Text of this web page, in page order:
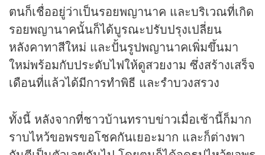
ตนก็เชื่ออยู่ว่าเป็นรอยพญานาค และบริเวณที่เกิด
รอยพญานาคนั้นก็ได้บูรณะปรับปรุงเปลี่ยน
หลังคาทาสีใหม่ และปั้นรูปพญานาคเพิ่มขึ้นมา
ใหม่พร้อมกับประดับไฟให้ดูสวยงาม ซึ่งสร้างเสร็จ
เดือนที่แล้วได้มีการทำพิธี และรำบวงสรวง
ทั้งนี้ หลังจากที่ชาวบ้านทราบข่าวเมื่อเช้านี้ก็มาก
ราบไหว้ขอพรขอโชคกันเยอะมาก และก็ต่างพา